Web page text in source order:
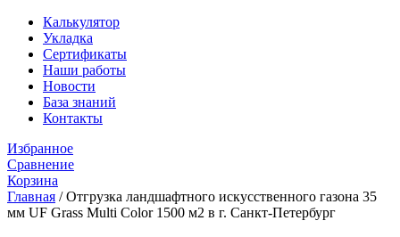
Калькулятор
Укладка
Сертификаты
Наши работы
Новости
База знаний
Контакты
Избранное
Сравнение
Корзина
Главная /Отгрузка ландшафтного искусственного газона 35
мм UF Grass Multi Color 1500 м2 в г. Санкт-Петербург